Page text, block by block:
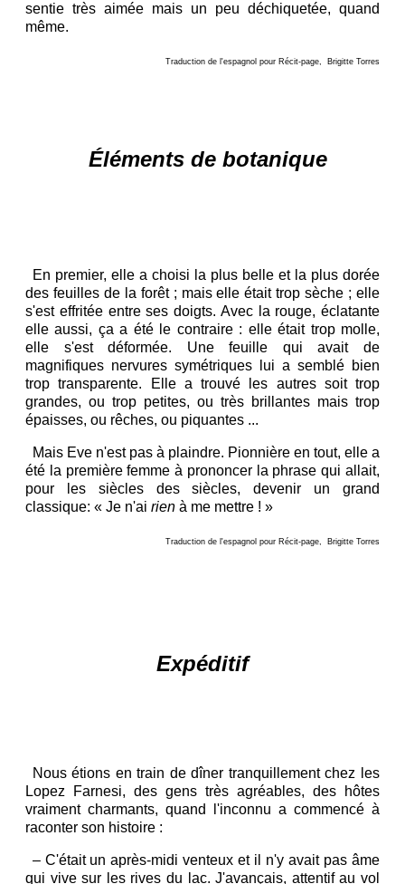
sentie très aimée mais un peu déchiquetée, quand
même.
Traduction de l'espagnol pour Récit-page, Brigitte Torres
Éléments de botanique
En premier, elle a choisi la plus belle et la plus dorée
des feuilles de la forêt ; mais elle était trop sèche ; elle
s'est effritée entre ses doigts. Avec la rouge, éclatante
elle aussi, ça a été le contraire : elle était trop molle,
elle s'est déformée. Une feuille qui avait de
magnifiques nervures symétriques lui a semblé bien
trop transparente. Elle a trouvé les autres soit trop
grandes, ou trop petites, ou très brillantes mais trop
épaisses, ou rêches, ou piquantes ...
Mais Eve n'est pas à plaindre. Pionnière en tout, elle a
été la première femme à prononcer la phrase qui allait,
pour les siècles des siècles, devenir un grand
classique: « Je n'ai rien à me mettre ! »
Traduction de l'espagnol pour Récit-page, Brigitte Torres
Expéditif
Nous étions en train de dîner tranquillement chez les
Lopez Farnesi, des gens très agréables, des hôtes
vraiment charmants, quand l'inconnu a commencé à
raconter son histoire :
– C'était un après-midi venteux et il n'y avait pas âme
qui vive sur les rives du lac. J'avançais, attentif au vol